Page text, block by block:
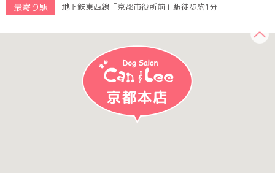
最寄り駅 地下鉄東西線「京都市役所前」駅徒歩約1分